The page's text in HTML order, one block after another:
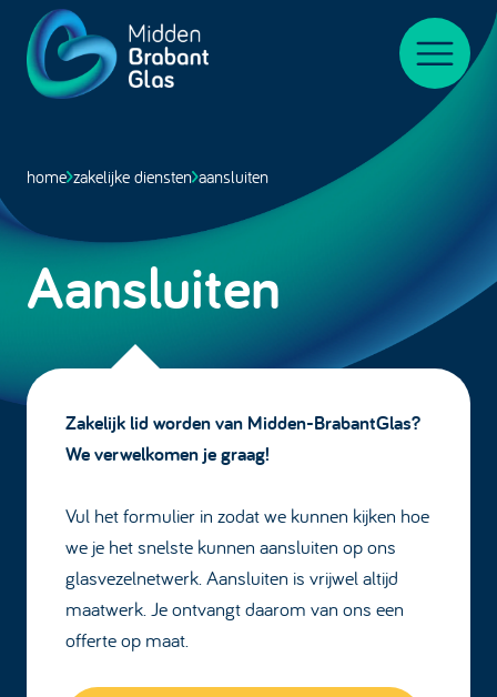
Midden-
BrabantGlas
Menu
home zakelijke diensten aansluiten
Aansluiten
Zakelijk lid worden van Midden-BrabantGlas?
We verwelkomen je graag!
Vul het formulier in zodat we kunnen kijken hoe
we je het snelste kunnen aansluiten op ons
glasvezelnetwerk. Aansluiten is vrijwel altijd
maatwerk. Je ontvangt daarom van ons een
offerte op maat.